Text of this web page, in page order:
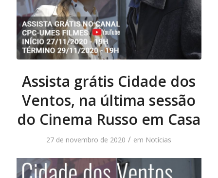
Assista grátis Cidade dos
Ventos, na última sessão
do Cinema Russo em Casa
27 de novembro de 2020 / em Notícias